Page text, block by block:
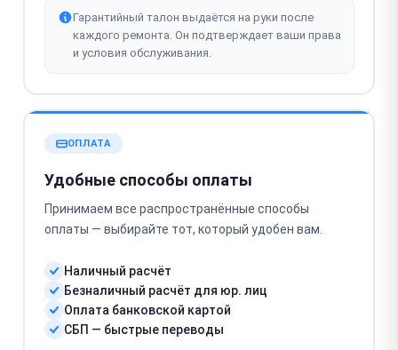
Гарантийный талон выдаётся на руки после
каждого ремонта. Он подтверждает ваши права
и условия обслуживания.
ОПЛАТА
Удобные способы оплаты
Принимаем все распространённые способы
оплаты — выбирайте тот, который удобен вам.
Наличный расчёт
Безналичный расчёт для юр. лиц
Оплата банковской картой
СБП — быстрые переводы